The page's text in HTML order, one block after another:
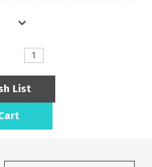
List